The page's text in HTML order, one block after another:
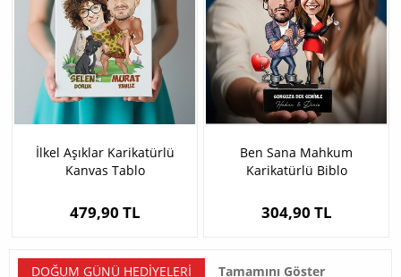
İlkel Aşıklar Karikatürlü
Kanvas Tablo
479,90 TL
Ben Sana Mahkum
Karikatürlü Biblo
304,90 TL
DOĞUM GÜNÜ HEDIYELERI Tamamını Göster